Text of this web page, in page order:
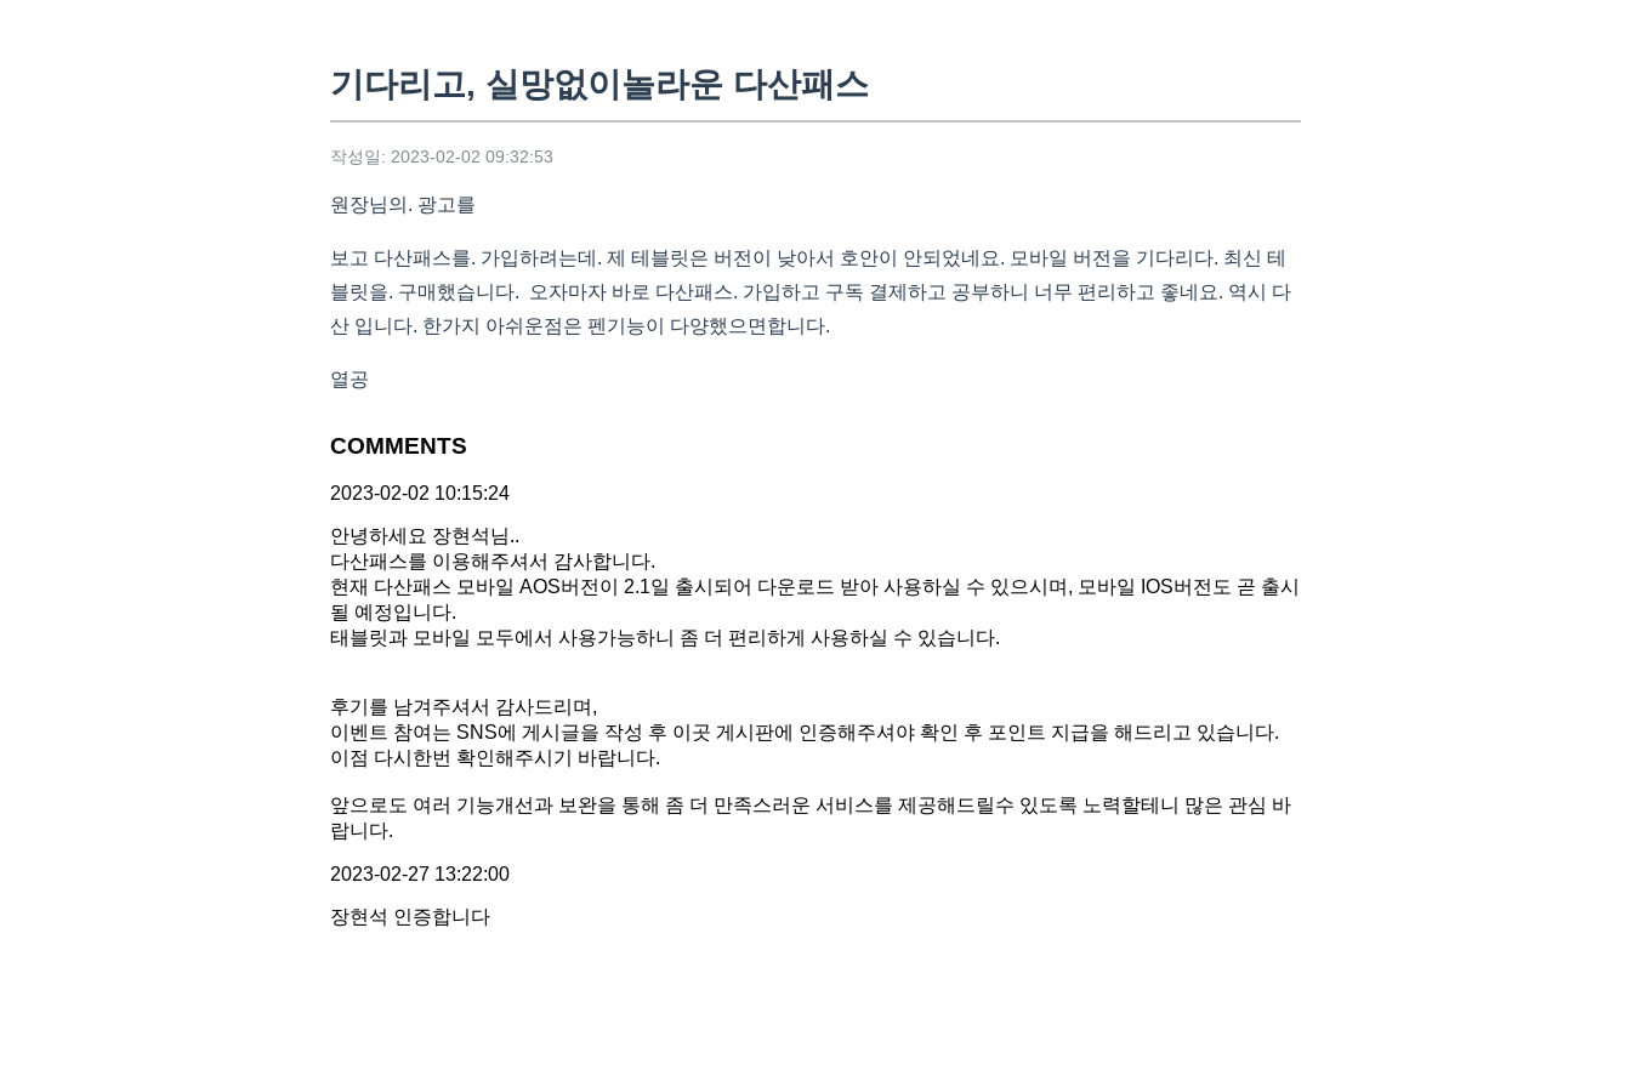
기다리고, 실망없이놀라운 다산패스
작성일: 2023-02-02 09:32:53
원장님의. 광고를
보고 다산패스를. 가입하려는데. 제 테블릿은 버전이 낮아서 호안이 안되었네요. 모바일 버전을 기다리다. 최신 테
블릿을. 구매했습니다. 오자마자 바로 다산패스. 가입하고 구독 결제하고 공부하니 너무 편리하고 좋네요. 역시 다
산 입니다. 한가지 아쉬운점은 펜기능이 다양했으면합니다.
열공
COMMENTS
2023-02-02 10:15:24
안녕하세요 장현석님..
다산패스를 이용해주셔서 감사합니다.
현재 다산패스 모바일 AOS버전이 2.1일 출시되어 다운로드 받아 사용하실 수 있으시며, 모바일 IOS버전도 곧 출시
될 예정입니다.
태블릿과 모바일 모두에서 사용가능하니 좀 더 편리하게 사용하실 수 있습니다.
후기를 남겨주셔서 감사드리며,
이벤트 참여는 SNS에 게시글을 작성 후 이곳 게시판에 인증해주셔야 확인 후 포인트 지급을 해드리고 있습니다.
이점 다시한번 확인해주시기 바랍니다.
앞으로도 여러 기능개선과 보완을 통해 좀 더 만족스러운 서비스를 제공해드릴수 있도록 노력할테니 많은 관심 바
랍니다.
2023-02-27 13:22:00
장현석 인증합니다